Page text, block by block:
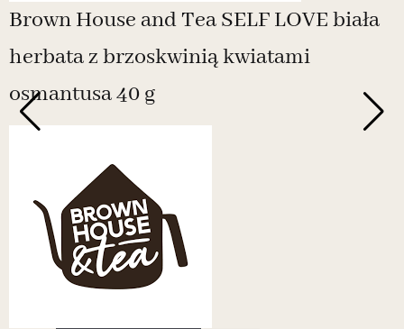
Brown House and Tea SELF LOVE biała
herbata z brzoskwinią kwiatami
osmantusa 40 g